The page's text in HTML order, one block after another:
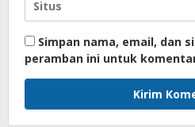
Simpan nama, email, dan
peramban ini untuk